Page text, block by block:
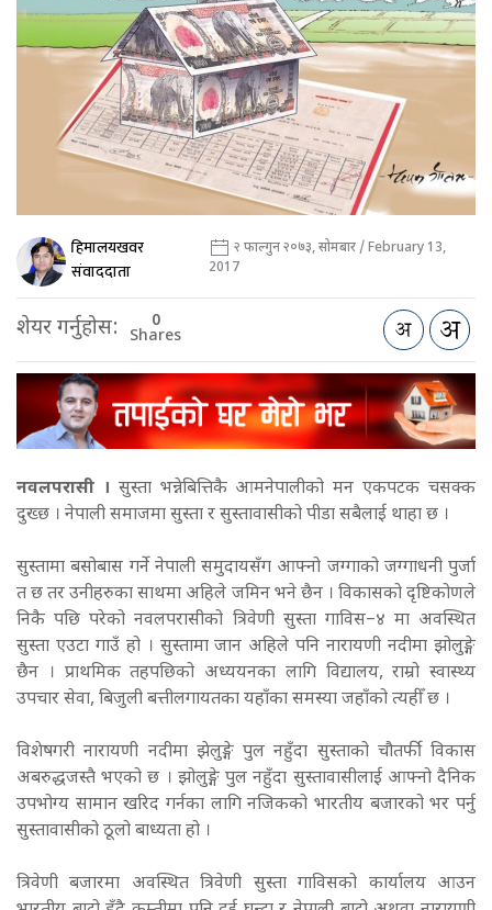
हिमालयखवर
संवाददाता
२ फाल्गुन २०७३, सोमबार / February 13,
2017
शेयर गर्नुहोस: 0
Shares
नवलपरासी । सुस्ता भन्नेबित्तिकै आमनेपालीको मन एकपटक चसक्क
दुख्छ । नेपाली समाजमा सुस्ता र सुस्तावासीको पीडा सबैलाई थाहा छ ।
सुस्तामा बसोबास गर्ने नेपाली समुदायसँग आफ्नो जग्गाको जग्गाधनी पुर्जा
त छ तर उनीहरुका साथमा अहिले जमिन भने छैन । विकासको दृष्टिकोणले
निकै पछि परेको नवलपरासीको त्रिवेणी सुस्ता गाविस–४ मा अवस्थित
सुस्ता एउटा गाउँ हो । सुस्तामा जान अहिले पनि नारायणी नदीमा झोलुङ्गे
छैन । प्राथमिक तहपछिको अध्ययनका लागि विद्यालय, राम्रो स्वास्थ्य
उपचार सेवा, बिजुली बत्तीलगायतका यहाँका समस्या जहाँको त्यहीँ छ ।
विशेषगरी नारायणी नदीमा झेलुङ्गे पुल नहुँदा सुस्ताको चौतर्फी विकास
अबरुद्धजस्तै भएको छ । झोलुङ्गे पुल नहुँदा सुस्तावासीलाई आफ्नो दैनिक
उपभोग्य सामान खरिद गर्नका लागि नजिकको भारतीय बजारको भर पर्नु
सुस्तावासीको ठूलो बाध्यता हो ।
त्रिवेणी बजारमा अवस्थित त्रिवेणी सुस्ता गाविसको कार्यालय आउन